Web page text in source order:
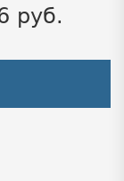
руб.